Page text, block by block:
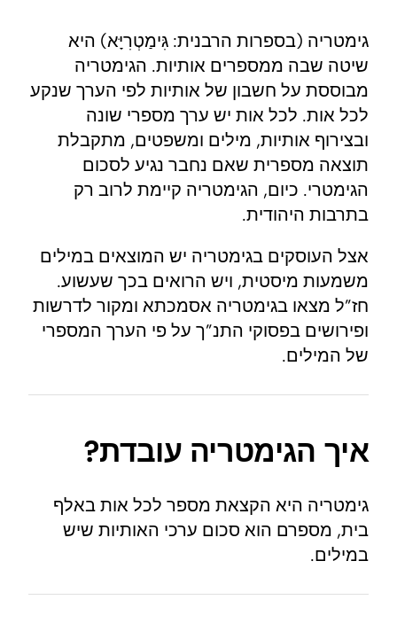
גימטריה (בספרות הרבנית: גִּימַטְרִיָּא) היא
שיטה שבה ממספרים אותיות. הגימטריה
מבוססת על חשבון של אותיות לפי הערך שנקע
לכל אות. לכל אות יש ערך מספרי שונה
ובצירוף אותיות, מילים ומשפטים, מתקבלת
תוצאה מספרית שאם נחבר נגיע לסכום
הגימטרי. כיום, הגימטריה קיימת לרוב רק
בתרבות היהודית.
אצל העוסקים בגימטריה יש המוצאים במילים
משמעות מיסטית, ויש הרואים בכך שעשוע.
חז”ל מצאו בגימטריה אסמכתא ומקור לדרשות
ופירושים בפסוקי התנ”ך על פי הערך המספרי
של המילים.
איך הגימטריה עובדת?
גימטריה היא הקצאת מספר לכל אות באלף
בית, מספרם הוא סכום ערכי האותיות שיש
במילים.